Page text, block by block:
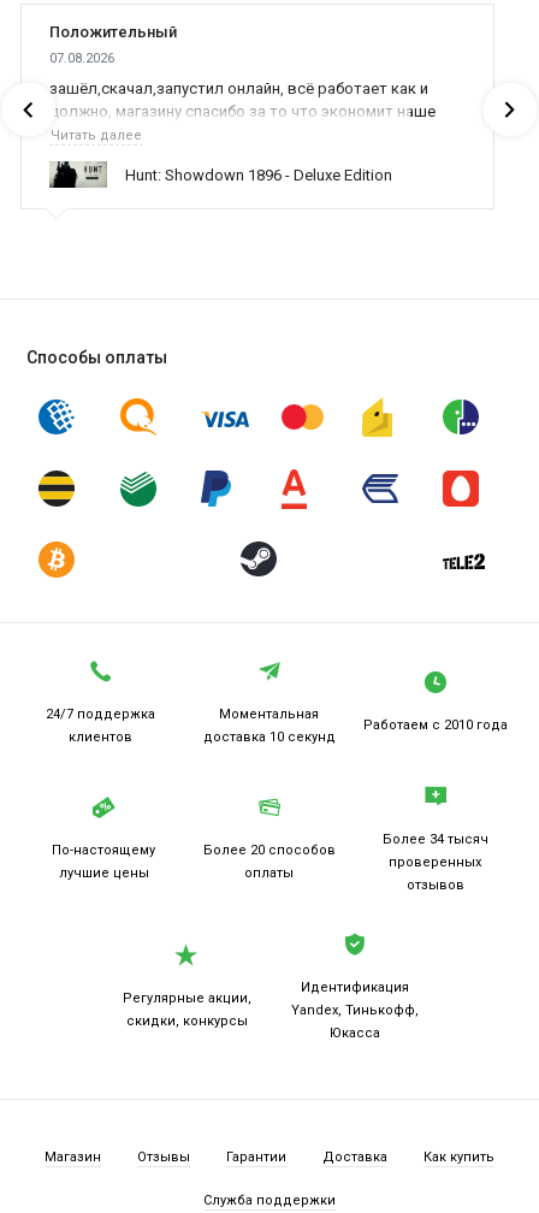
Положительный
07.08.2026
зашёл,скачал,запустил онлайн, всё работает как и
должно, магазину спасибо за то что экономит наше
время,нервы и деньги, ребята вы красава оказываете
поддержку населению и походу из всех только вы и
оказываете помощь
Читать далее
Hunt: Showdown 1896 - Deluxe Edition
Способы оплаты
24/7 поддержка
клиентов
Моментальная
доставка 10 секунд
Работаем с 2010 года
По-настоящему
лучшие цены
Более 20 способов
оплаты
Более 34 тысяч
проверенных
отзывов
Регулярные акции,
скидки, конкурсы
Идентификация
Yandex, Тинькофф,
Юкасса
Магазин Отзывы Гарантии Доставка Как купить
Служба поддержки